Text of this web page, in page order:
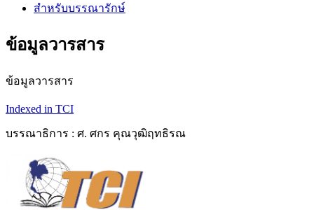
สำหรับบรรณารักษ์
ข้อมูลวารสาร
ข้อมูลวารสาร
Indexed in TCI
บรรณาธิการ : ศ. ศกร คุณวุฒิฤทธิรณ